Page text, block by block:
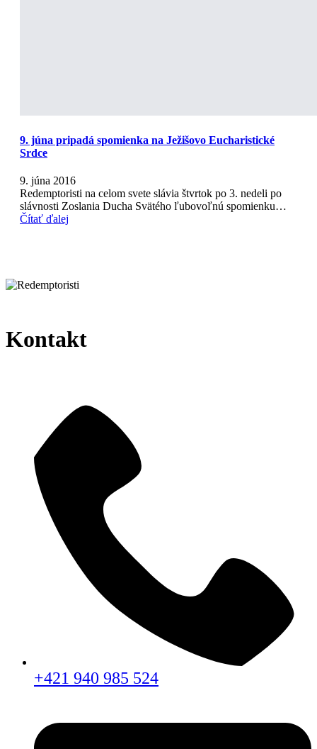
9. júna pripadá spomienka na Ježišovo Eucharistické
Srdce
9. júna 2016
Redemptoristi na celom svete slávia štvrtok po 3. nedeli po
slávnosti Zoslania Ducha Svätého ľubovoľnú spomienku…
Čítať ďalej
Kontakt
+421 940 985 524